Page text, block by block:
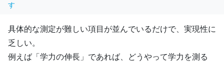
す
具体的な測定が難しい項目が並んでいるだけで、実現性に
乏しい。
例えば「学力の伸長」であれば、どうやって学力を測る